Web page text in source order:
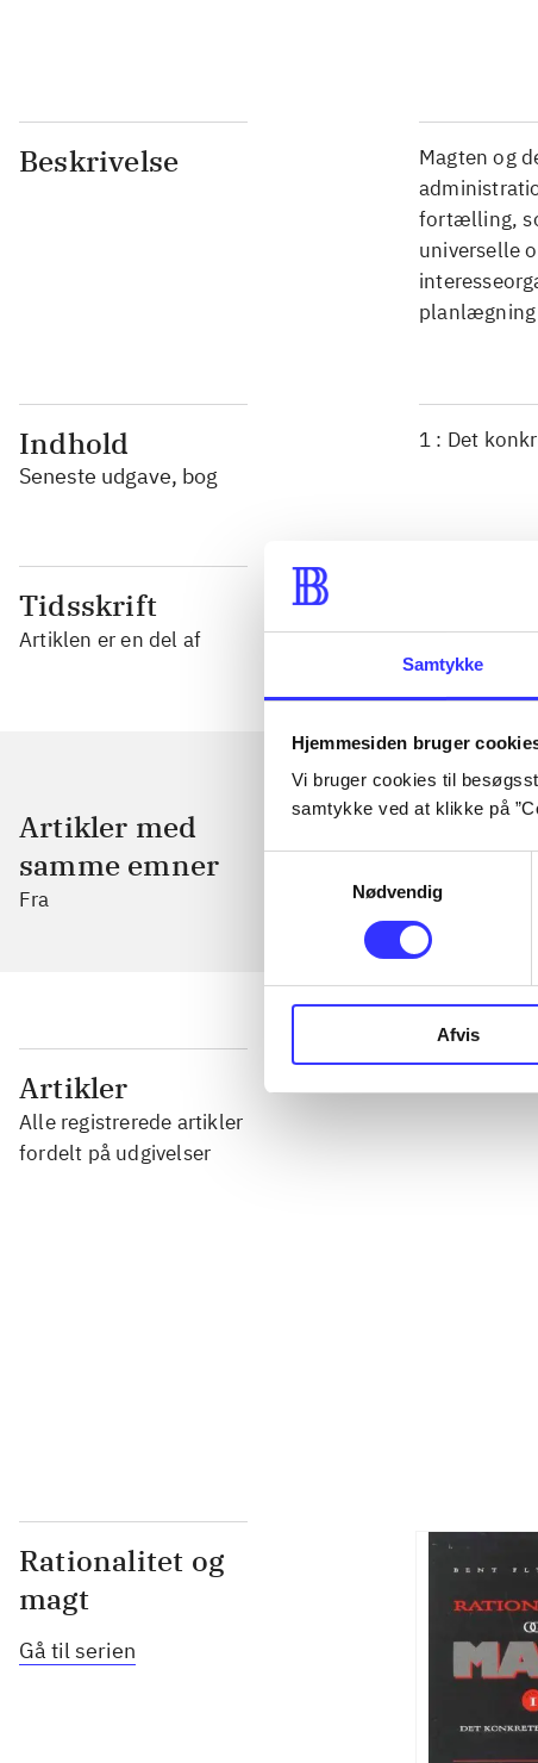
Samtykke
Hjemmesiden bruger
Vi bruger cookies til
samtykke ved at klikke på
Nødvendig
Afvis
Beskrivelse
Magten og
fortælling,
universelle
planlægning
Indhold
Seneste udgave, bog
1 : Det
Tidsskrift
Artiklen er en del af
Artikler med
samme emner
Fra
Artikler
Alle registrerede artikler
fordelt på udgivelser
...
Rationalitet og
magt
Gå til serien